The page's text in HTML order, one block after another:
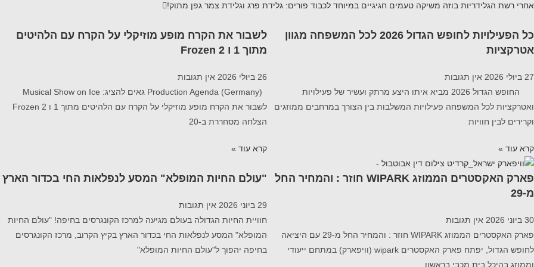
אחרי רשת הגלידריות בוזה משיקה טעמים חגיגיים במיוחד לכבוד פורים: גלידת פרג וגלידת צמר גפן מתוק!
כל הפעילויות לחופש הגדול 2026 לכל המשפחה מגוון
אטרקציות
27 ביולי 2026
אין תגובות
החופש הגדול 2026 מביא איתו היצע מרתק ועשיר של פעילויות
ואטרקציות לכל המשפחה פעילויות המשלבות בין הצורך במרחבים ממוזגים
וקרירים לבין חוויות
קרא עוד »
לשבור את הקרח מופע מוזיקלי על הקרח עם הלהיטים
מתוך 1 ו Frozen 2
26 ביולי 2026
אין תגובות
Production Agenda (Germany) גאים להציג: Musical Show on Ice
לשבור את הקרח מופע מוזיקלי על הקרח עם הלהיטים מתוך 1 ו Frozen 2
הצלחה מסחררת ב-20
קרא עוד »
פארק האקסטרים הממוזג WIPARK חוזר : והמחיר החל
מ-29
30 ביוני 2026
אין תגובות
פארק האקסטרים הממוזג WIPARK חוזר : והמחיר החל מ-29 עם היציאה
לחופש הגדול, יפתח פארק האקסטרים wipark (וויפארק) במתחם ייעודי
וממוזג בהיכל בית מכבי בראשון
"עולם החיות המופלא" המסע לנפלאות החי בכדור הארץ
29 ביוני 2026
אין תגובות
חוויית החיות הגדולה בעולם מגיעה למרכז הקונגרסים בחיפה! "עולם החיות
המופלא" המסע לנפלאות החי בכדור הארץ בקיץ הקרוב, מרכז הקונגרסים
בחיפה יהפוך ל"עולם החיות המופלא"